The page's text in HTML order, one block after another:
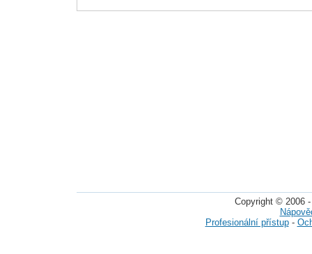
Copyright © 2006
Profesionální přístup-